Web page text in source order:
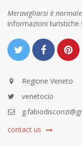
Meravigliarsi è
informazioni turistiche
Regione Veneto
venetocio
contact us